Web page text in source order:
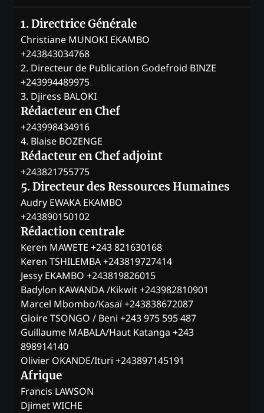
1. Directrice Générale
Christiane MUNOKI EKAMBO
+243843034768
2. Directeur de Publication Godefroid BINZE
+243994489975
3. Djiress BALOKI
Rédacteur en Chef
+243998434916
4. Blaise BOZENGE
Rédacteur en Chef adjoint
+243821755775
5. Directeur des Ressources Humaines
Audry EWAKA EKAMBO
+243890150102
Rédaction centrale
Keren MAWETE +243 821630168
Keren TSHILEMBA +243819727414
Jessy EKAMBO +243819826015
Badylon KAWANDA /Kikwit +243982810901
Marcel Mbombo/Kasaï +243838672087
Gloire TSONGO / Beni +243 975 595 487
Guillaume MABALA/Haut Katanga +243
898914140
Olivier OKANDE/Ituri +243897145191
Afrique
Francis LAWSON
Djimet WICHE